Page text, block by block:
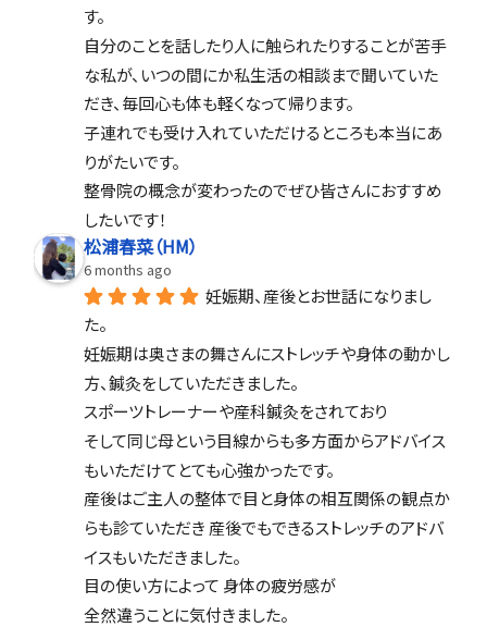
す。
自分のことを話したり人に触られたりすることが苦手
な私が、いつの間にか私生活の相談まで聞いていた
だき、毎回心も体も軽くなって帰ります。
子連れでも受け入れていただけるところも本当にあ
りがたいです。
整骨院の概念が変わったのでぜひ皆さんにおすすめ
したいです！
松浦春菜（HM）
6 months ago
妊娠期、産後とお世話になりまし
た。
妊娠期は奥さまの舞さんにストレッチや身体の動かし
方、鍼灸をしていただきました。
スポーツトレーナーや産科鍼灸をされており
そして同じ母という目線からも多方面からアドバイス
もいただけてとても心強かったです。
産後はご主人の整体で目と身体の相互関係の観点か
らも診ていただき 産後でもできるストレッチのアドバ
イスもいただきました。
目の使い方によって 身体の疲労感が
全然違うことに気付きました。